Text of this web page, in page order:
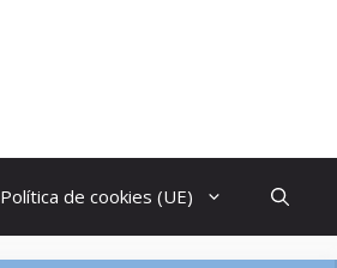
Política de cookies (UE)